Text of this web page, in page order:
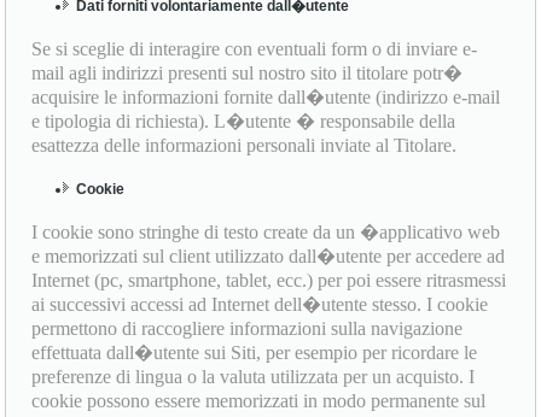
Dati forniti volontariamente dall�utente
Se si sceglie di interagire con eventuali form o di inviare e-
mail agli indirizzi presenti sul nostro sito il titolare potr�
acquisire le informazioni fornite dall�utente (indirizzo e-mail
e tipologia di richiesta). L�utente � responsabile della
esattezza delle informazioni personali inviate al Titolare.
Cookie
I cookie sono stringhe di testo create da un �applicativo web
e memorizzati sul client utilizzato dall�utente per accedere ad
Internet (pc, smartphone, tablet, ecc.) per poi essere ritrasmessi
ai successivi accessi ad Internet dell�utente stesso. I cookie
permettono di raccogliere informazioni sulla navigazione
effettuata dall�utente sui Siti, per esempio per ricordare le
preferenze di lingua o la valuta utilizzata per un acquisto. I
cookie possono essere memorizzati in modo permanente sul